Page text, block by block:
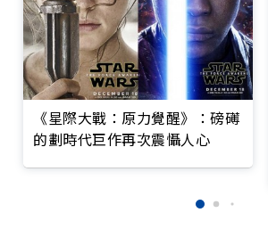
《星際大戰：原力覺醒》：磅礡
的劃時代巨作再次震懾人心